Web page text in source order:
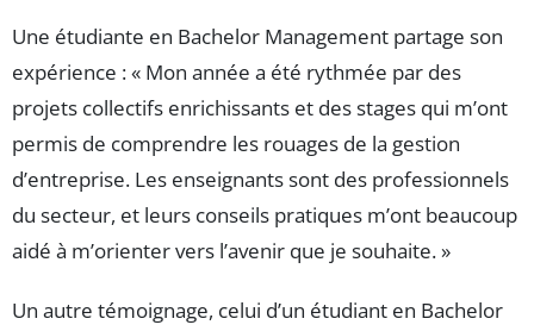
Une étudiante en Bachelor Management partage son
expérience : « Mon année a été rythmée par des
projets collectifs enrichissants et des stages qui m’ont
permis de comprendre les rouages de la gestion
d’entreprise. Les enseignants sont des professionnels
du secteur, et leurs conseils pratiques m’ont beaucoup
aidé à m’orienter vers l’avenir que je souhaite. »
Un autre témoignage, celui d’un étudiant en Bachelor